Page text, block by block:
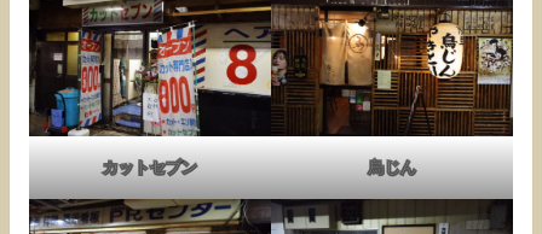
カットセブン 鳥じん